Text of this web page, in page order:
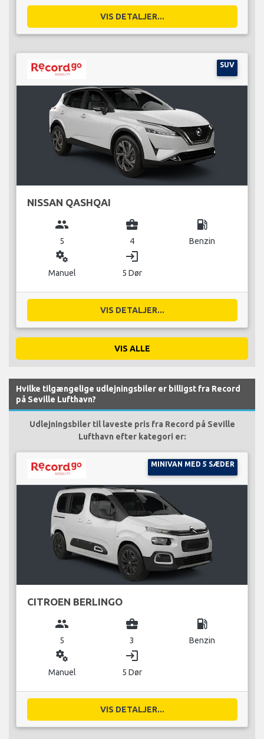
VIS DETALJER...
SUV
NISSAN QASHQAI
group
5
business_center
4
local_gas_station
Benzin
miscellaneous_services
Manuel
login
5 Dør
VIS DETALJER...
VIS ALLE
Hvilke tilgængelige udlejningsbiler er billigst fra Record
på Seville Lufthavn?
Udlejningsbiler til laveste pris fra Record på Seville
Lufthavn efter kategori er:
MINIVAN MED 5 SÆDER
CITROEN BERLINGO
group
5
business_center
3
local_gas_station
Benzin
miscellaneous_services
Manuel
login
5 Dør
VIS DETALJER...